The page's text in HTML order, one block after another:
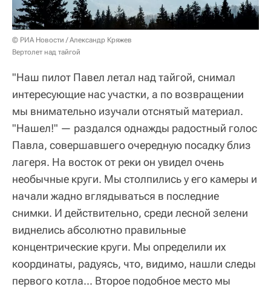
© РИА Новости / Александр Кряжев
Вертолет над тайгой
"Наш пилот Павел летал над тайгой, снимал
интересующие нас участки, а по возвращении
мы внимательно изучали отснятый материал.
"Нашел!" — раздался однажды радостный голос
Павла, совершавшего очередную посадку близ
лагеря. На восток от реки он увидел очень
необычные круги. Мы столпились у его камеры и
начали жадно вглядываться в последние
снимки. И действительно, среди лесной зелени
виднелись абсолютно правильные
концентрические круги. Мы определили их
координаты, радуясь, что, видимо, нашли следы
первого котла... Второе подобное место мы